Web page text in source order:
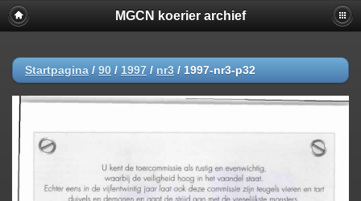
MGCN koerier archief
Startpagina / 90 / 1997 / nr3 / 1997-nr3-p32